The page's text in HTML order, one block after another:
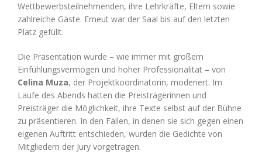
Wettbewerbsteilnehmenden, ihre Lehrkräfte, Eltern sowie
zahlreiche Gäste. Erneut war der Saal bis auf den letzten
Platz gefüllt.
Die Präsentation wurde – wie immer mit großem
Einfühlungsvermögen und hoher Professionalität – von
Celina Muza, der Projektkoordinatorin, moderiert. Im
Laufe des Abends hatten die Preisträgerinnen und
Preisträger die Möglichkeit, ihre Texte selbst auf der Bühne
zu präsentieren. In den Fällen, in denen sie sich gegen einen
eigenen Auftritt entschieden, wurden die Gedichte von
Mitgliedern der Jury vorgetragen.